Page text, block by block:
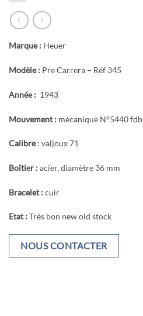
Marque : Heuer
Modèle : Pre Carrera – Réf 345
Année : 1943
Mouvement : mécanique N°5440 fdb
Calibre: valjoux 71
Boîtier :acier, diamètre 36 mm
Bracelet :cuir
Etat :Très bon new old stock
NOUS CONTACTER